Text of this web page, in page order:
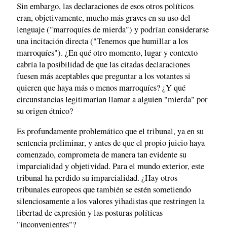
Sin embargo, las declaraciones de esos otros políticos
eran, objetivamente, mucho más graves en su uso del
lenguaje ("marroquíes de mierda") y podrían considerarse
una incitación directa ("Tenemos que humillar a los
marroquíes"). ¿En qué otro momento, lugar y contexto
cabría la posibilidad de que las citadas declaraciones
fuesen más aceptables que preguntar a los votantes si
quieren que haya más o menos marroquíes? ¿Y qué
circunstancias legitimarían llamar a alguien "mierda" por
su origen étnico?
Es profundamente problemático que el tribunal, ya en su
sentencia preliminar, y antes de que el propio juicio haya
comenzado, comprometa de manera tan evidente su
imparcialidad y objetividad. Para el mundo exterior, este
tribunal ha perdido su imparcialidad. ¿Hay otros
tribunales europeos que también se estén sometiendo
silenciosamente a los valores yihadistas que restringen la
libertad de expresión y las posturas políticas
"inconvenientes"?